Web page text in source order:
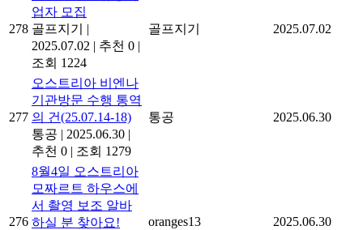
278
업자 모집
골프지기
|
2025.07.02 | 추천 0 |
조회 1224
골프지기 2025.07.02
277
오스트리아 비엔나
기관방문 수행 통역
의 건(25.07.14-18)
통공 | 2025.06.30 |
추천 0 | 조회 1279
통공 2025.06.30
276
8월4일 오스트리아
모짜르트 하우스에
서 촬영 보조 알바
하실 분 찾아요!
oranges13 2025.06.30